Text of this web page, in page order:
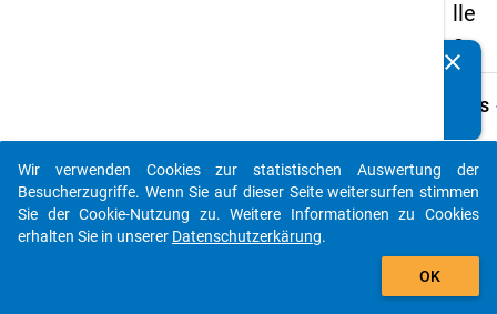
lle
3
Details
C25
clear
auto_stories
add_shopping_cart
Wir verwenden Cookies zur statistischen Auswertung der
Besucherzugriffe. Wenn Sie auf dieser Seite weitersurfen stimmen
Sie der Cookie-Nutzung zu. Weitere Informationen zu Cookies
erhalten Sie in unserer Datenschutzerkärung.
OK